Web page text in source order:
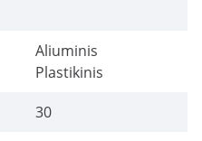
Aliuminis
Plastikinis
30